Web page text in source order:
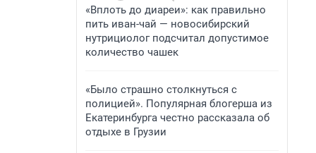
«Вплоть до диареи»: как правильно
пить иван-чай — новосибирский
нутрициолог подсчитал допустимое
количество чашек
«Было страшно столкнуться с
полицией». Популярная блогерша из
Екатеринбурга честно рассказала об
отдыхе в Грузии